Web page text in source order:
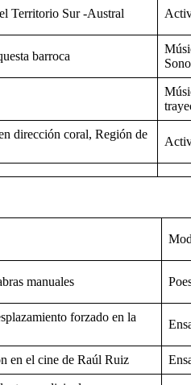
Territorio Sur -Austral
barroca
dirección coral, Región de
manuales
forzado en la
en el cine de Raúl Ruiz